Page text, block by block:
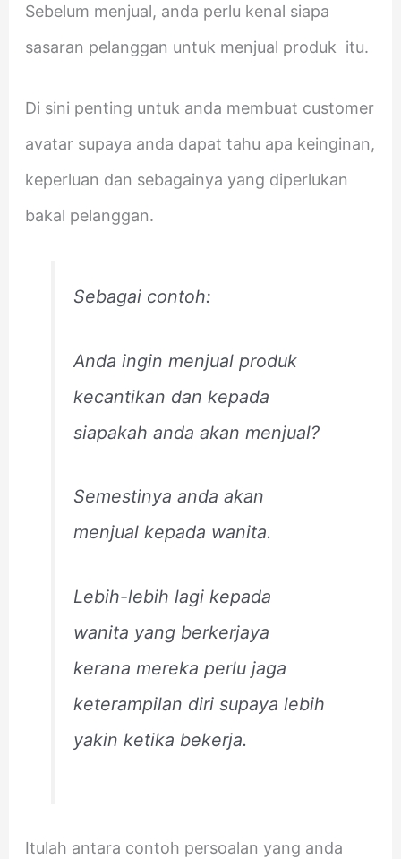
Sebelum menjual, anda perlu kenal siapa
sasaran pelanggan untuk menjual produk itu.
Di sini penting untuk anda membuat customer
avatar supaya anda dapat tahu apa keinginan,
keperluan dan sebagainya yang diperlukan
bakal pelanggan.
Sebagai contoh:
Anda ingin menjual produk
kecantikan dan kepada
siapakah anda akan menjual?
Semestinya anda akan
menjual kepada wanita.
Lebih-lebih lagi kepada
wanita yang berkerjaya
kerana mereka perlu jaga
keterampilan diri supaya lebih
yakin ketika bekerja.
Itulah antara contoh persoalan yang anda